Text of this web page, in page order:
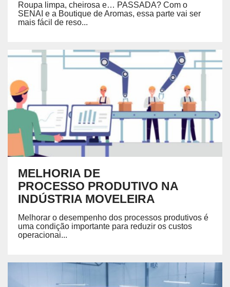
Roupa limpa, cheirosa e… PASSADA? Com o
SENAI e a Boutique de Aromas, essa parte vai ser
mais fácil de reso...
MELHORIA DE
PROCESSO PRODUTIVO NA
INDÚSTRIA MOVELEIRA
Melhorar o desempenho dos processos produtivos é
uma condição importante para reduzir os custos
operacionai...